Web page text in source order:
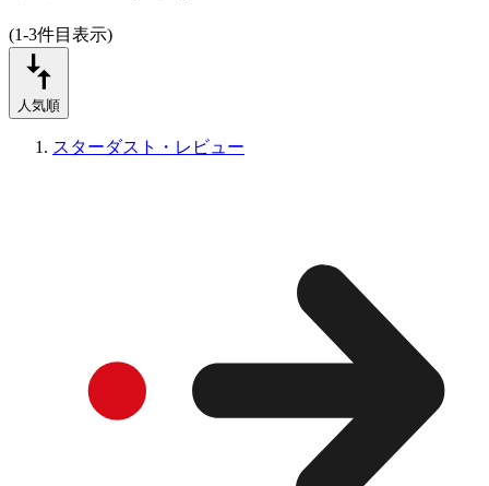
(1-3件目表示)
人気順
スターダスト・レビュー